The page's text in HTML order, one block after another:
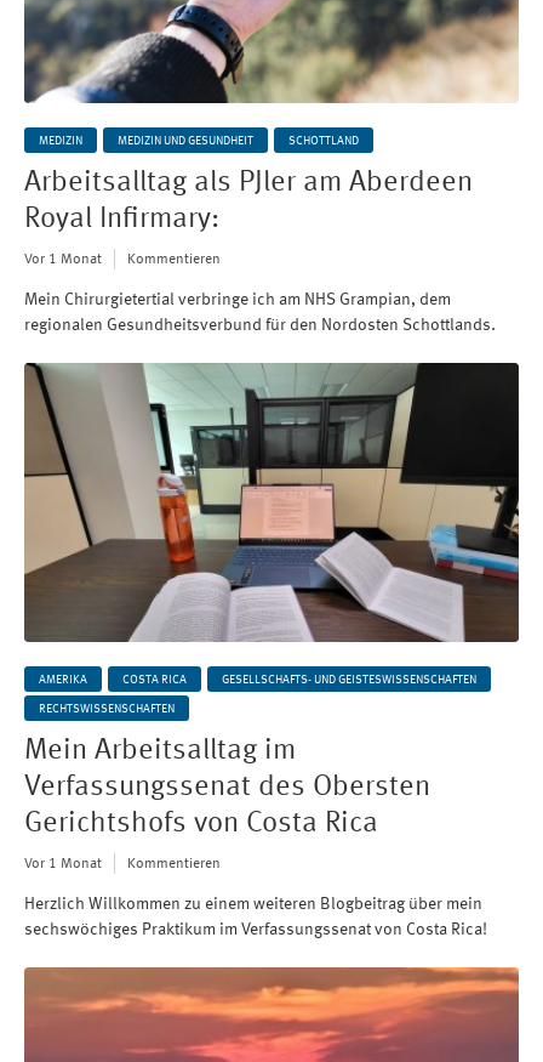
MEDIZIN MEDIZIN UND GESUNDHEIT SCHOTTLAND
Arbeitsalltag als PJler am Aberdeen
Royal Infirmary:
Vor 1 Monat Kommentieren
Mein Chirurgietertial verbringe ich am NHS Grampian, dem
regionalen Gesundheitsverbund für den Nordosten Schottlands.
AMERIKA COSTA RICA GESELLSCHAFTS- UND GEISTESWISSENSCHAFTEN
RECHTSWISSENSCHAFTEN
Mein Arbeitsalltag im
Verfassungssenat des Obersten
Gerichtshofs von Costa Rica
Vor 1 Monat Kommentieren
Herzlich Willkommen zu einem weiteren Blogbeitrag über mein
sechswöchiges Praktikum im Verfassungssenat von Costa Rica!